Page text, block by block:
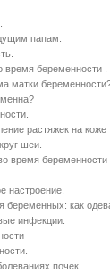
папам.
беременности .
матки
растяжек на коже
шеи.
время беременности
настроение.
беременных: как
инфекции.
почек.